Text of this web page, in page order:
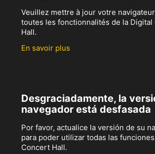
Veuillez mettre à jour votre
toutes les fonctionnalités de la
Hall.
En savoir plus
Desgraciadamente, la
navegador está desfasada
Por favor, actualice la versión de su
para poder utilizar todas las
Concert Hall.